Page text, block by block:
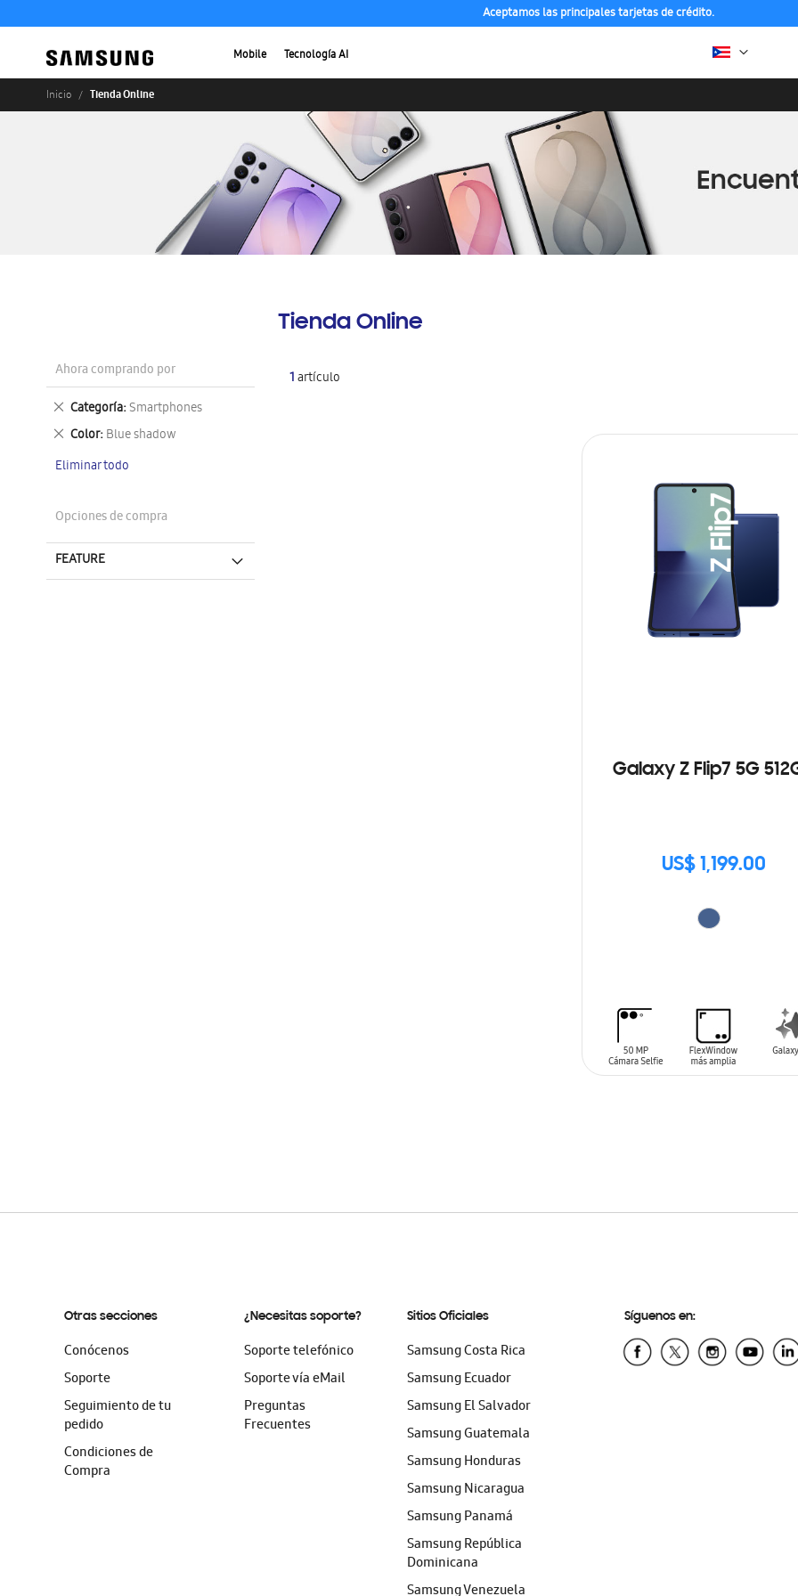
Aceptamos las principales tarjetas de crédito.
Mobile Tecnología AI
Inicio Tienda Online
Tienda Online
1artículo
Galaxy Z Flip7 5G
US$ 1,199.00
Ahora comprando por
Categoría Smartphones
Eliminar
este
artículo
Color Blue shadow
Eliminar
artículo
Eliminar todo
Opciones de compra
FEATURE
Otras secciones
Conócenos
Soporte
Seguimiento de tu
pedido
Condiciones de
Compra
¿Necesitas soporte?
Soporte telefónico
Soporte vía eMail
Preguntas
Frecuentes
Sitios Oficiales
Samsung Costa Rica
Samsung Ecuador
Samsung El Salvador
Samsung Guatemala
Samsung Honduras
Samsung Nicaragua
Samsung Panamá
Samsung República
Dominicana
Samsung Venezuela
Síguenos en: